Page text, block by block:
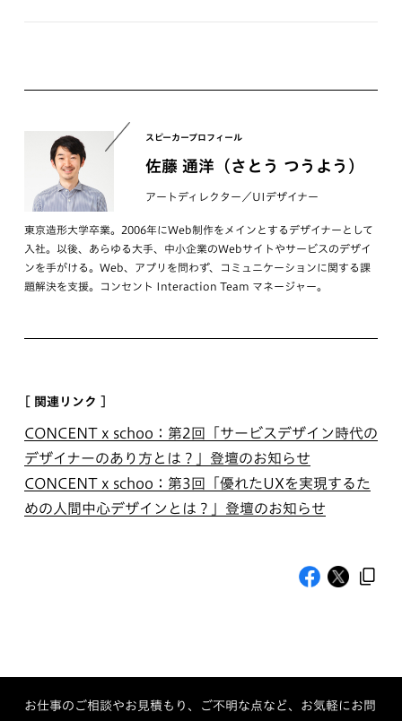
スピーカープロフィール
佐藤 通洋（さとう つうよう）
アートディレクター／UIデザイナー
東京造形大学卒業。2006年にWeb制作をメインとするデザイナーとして
入社。以後、あらゆる大手、中小企業のWebサイトやサービスのデザイ
ンを手がける。Web、アプリを問わず、コミュニケーションに関する課
題解決を支援。コンセント Interaction Team マネージャー。
[ 関連リンク ]
CONCENT x schoo：第2回「サービスデザイン時代の
デザイナーのあり方とは？」登壇のお知らせ
CONCENT x schoo：第3回「優れたUXを実現するた
めの人間中心デザインとは？」登壇のお知らせ
お仕事のご相談やお見積もり、ご不明な点など、お気軽にお問